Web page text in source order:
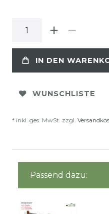
IN DEN
WUNSCHLISTE
* inkl. ges. MwSt. zzgl.
Passend dazu: